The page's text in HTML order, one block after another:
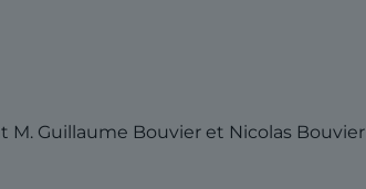
Guillaume Bouvier et Nicolas Bouvier